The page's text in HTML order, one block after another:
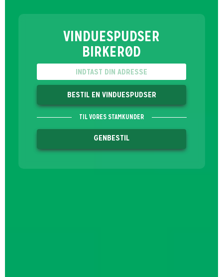
VINDUESPUDSER
BIRKERØD
BESTIL EN VINDUESPUDSER
TIL VORES STAMKUNDER
GENBESTIL